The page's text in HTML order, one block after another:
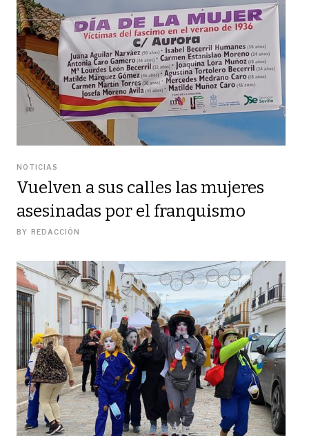
NOTICIAS
Vuelven a sus calles las mujeres
asesinadas por el franquismo
BY REDACCIÓN